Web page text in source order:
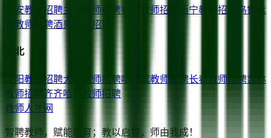
西安教师招聘兰州 教师招聘银川 教师招聘 西宁教师招聘
乌鲁木
教师招聘酒泉 教师招聘
东北
沈阳教师招聘大连 教师招聘哈尔滨教师招聘长春 教师招聘吉林
教师招聘
齐齐哈尔
教师招聘
教师人才网
智聘教师，赋能教育；教以启智，师由我成！